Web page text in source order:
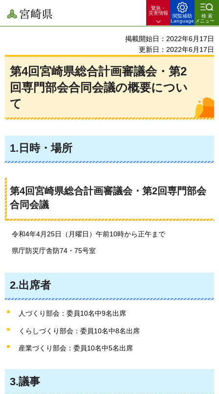
宮崎県
緊急・
災害情報
閲覧補助
Language
検索
メニュー
掲載開始日：2022年6月17日
更新日：2022年6月17日
第4回宮崎県総合計画審議会・第2
回専門部会合同会議の概要につい
て
1.日時・場所
第4回宮崎県総合計画審議会・第2回専門部会
合同会議
令和4年4月25日（月曜日）午前10時から正午まで
県庁防災庁舎防74・75号室
2.出席者
人づくり部会：委員10名中9名出席
くらしづくり部会：委員10名中8名出席
産業づくり部会：委員10名中5名出席
3.議事